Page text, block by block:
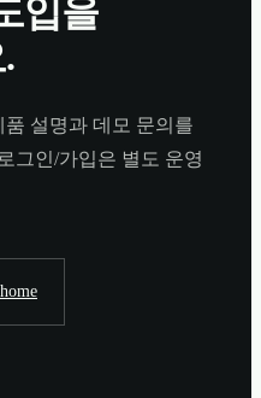
입을
설명과 데모 문의를
그인/가입은 별도 운영